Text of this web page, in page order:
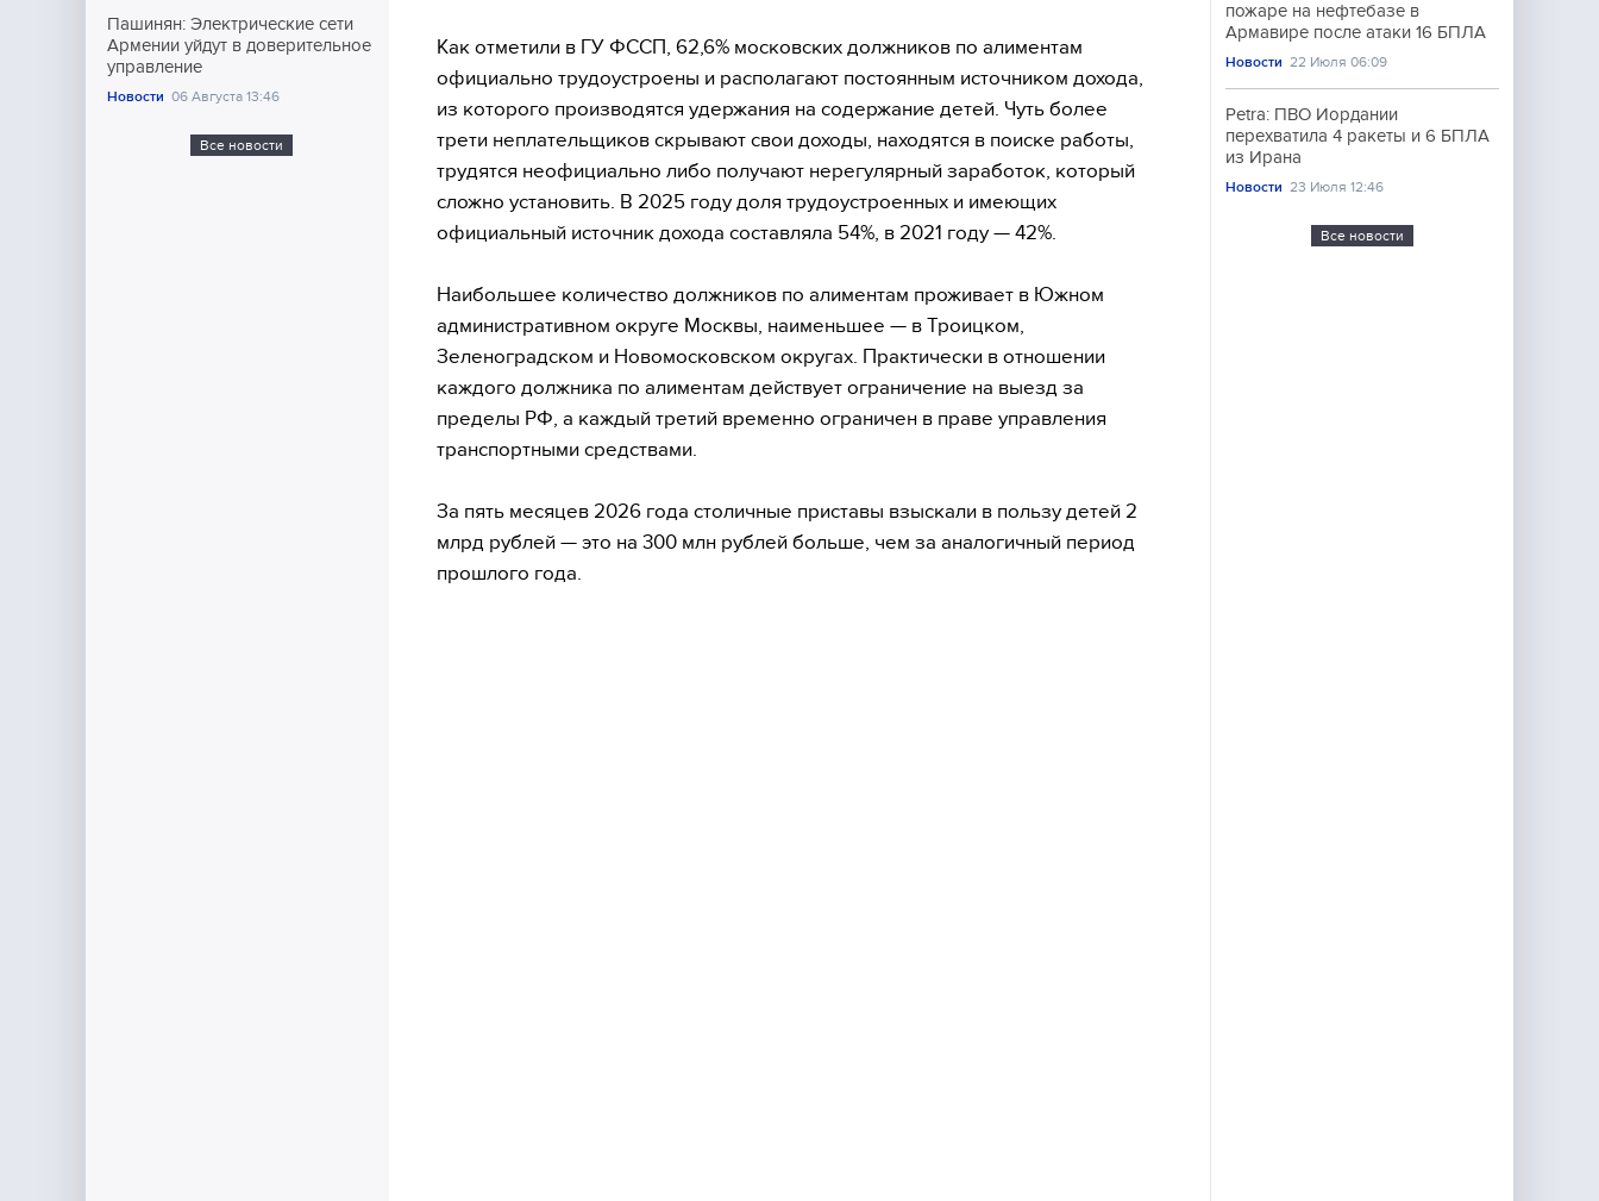
Пашинян: Электрические сети
Армении уйдут в доверительное
управление
Новости 06 Августа 13:46
Все новости
Как отметили в ГУ ФССП, 62,6% московских должников по алиментам
официально трудоустроены и располагают постоянным источником дохода,
из которого производятся удержания на содержание детей. Чуть более
трети неплательщиков скрывают свои доходы, находятся в поиске работы,
трудятся неофициально либо получают нерегулярный заработок, который
сложно установить. В 2025 году доля трудоустроенных и имеющих
официальный источник дохода составляла 54%, в 2021 году — 42%.
Наибольшее количество должников по алиментам проживает в Южном
административном округе Москвы, наименьшее — в Троицком,
Зеленоградском и Новомосковском округах. Практически в отношении
каждого должника по алиментам действует ограничение на выезд за
пределы РФ, а каждый третий временно ограничен в праве управления
транспортными средствами.
За пять месяцев 2026 года столичные приставы взыскали в пользу детей 2
млрд рублей — это на 300 млн рублей больше, чем за аналогичный период
прошлого года.
пожаре на нефтебазе в
Армавире после атаки 16 БПЛА
Новости 22 Июля 06:09
Petra: ПВО Иордании
перехватила 4 ракеты и 6 БПЛА
из Ирана
Новости 23 Июля 12:46
Все новости